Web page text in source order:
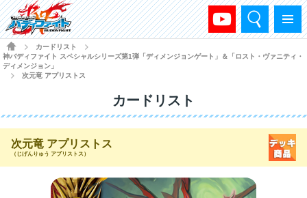
メニュー
検索
HOME
カードリスト
神バディファイト スペシャルシリーズ第1弾「ディメンジョンゲート」＆「ロスト・ヴァニティ・
ディメンジョン」
次元竜 アプリストス
カードリスト
次元竜 アプリストス
（じげんりゅう アプリストス）